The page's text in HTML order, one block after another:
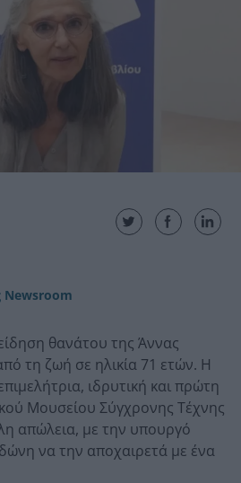
Newsroom
θανάτου της Άννας
τη ζωή σε ηλικία 71 ετών. Η
ιδρυτική και πρώτη
Μουσείου Σύγχρονης Τέχνης
απώλεια, με την υπουργό
να την αποχαιρετά με ένα